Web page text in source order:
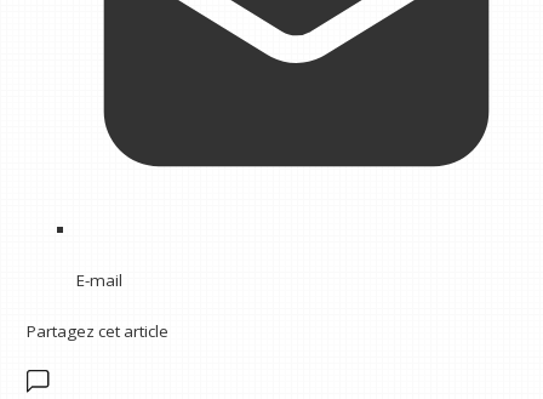
E-mail
Partagez cet article